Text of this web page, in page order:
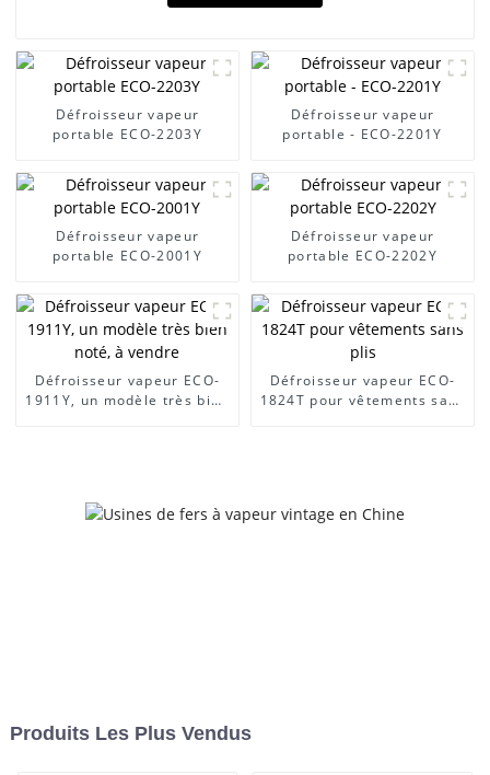
Défroisseur vapeur
portable ECO-2203Y
Défroisseur vapeur
portable - ECO-2201Y
Défroisseur vapeur
portable ECO-2001Y
Défroisseur vapeur
portable ECO-2202Y
Défroisseur vapeur ECO-
1911Y, un modèle très bien
Défroisseur vapeur ECO-
1824T pour vêtements sans
Produits Les Plus Vendus